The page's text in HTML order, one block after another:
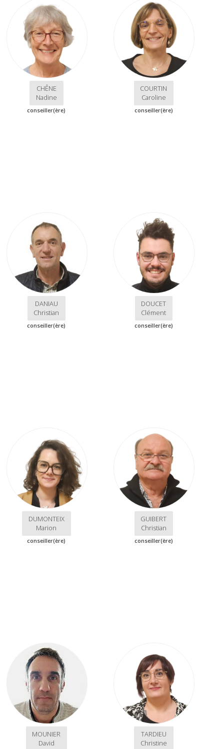
CHÊNE
Nadine
conseiller(ère)
COURTIN
Caroline
conseiller(ère)
DANIAU
Christian
conseiller(ère)
DOUCET
Clément
conseiller(ère)
DUMONTEIX
Marion
conseiller(ère)
GUIBERT
Christian
conseiller(ère)
MOUNIER
David
TARDIEU
Christine